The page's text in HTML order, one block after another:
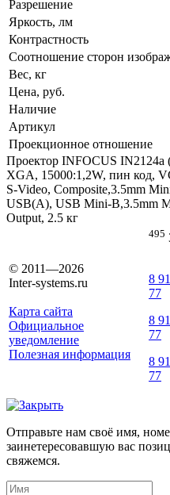
Разрешение
Яркость, лм
Контрастность
Соотношение сторон
Вес, кг
Цена, руб.
Наличие
Артикул
Проекционное отношение
Проектор INFOCUS
XGA, 15000:1,2W, пин код,
S-Video, Composite,3.5mm
USB(A), USB Mini-B,3.5mm
Output, 2.5 кг
© 2011—2026
Inter-systems.ru
Карта сайта
Официальное
уведомление
Полезная информация
495
8
77
8
77
8
77
Отправьте нам своё имя,
заинетересовавшую вас
свяжемся.